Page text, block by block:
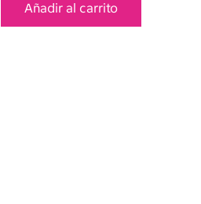
Añadir al carrito